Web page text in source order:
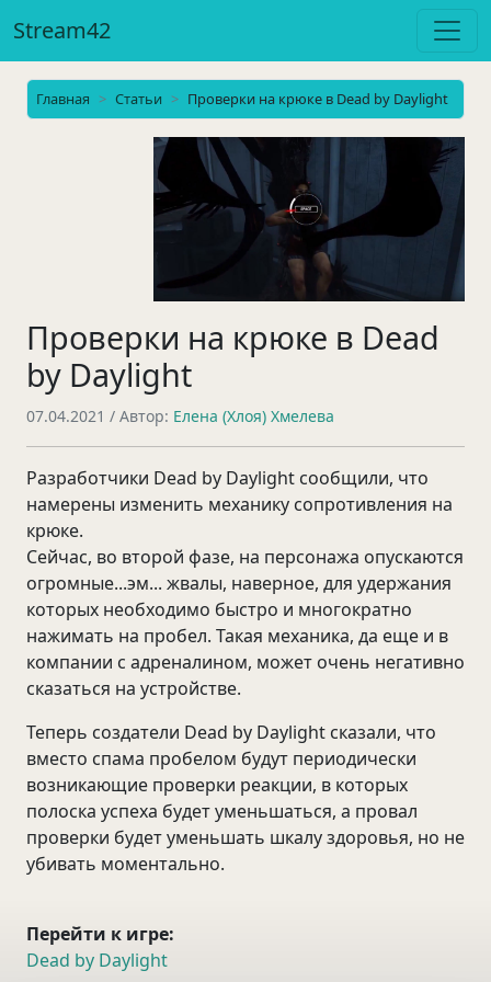
Stream42
Главная Статьи Проверки на крюке в Dead by Daylight
Проверки на крюке в Dead
by Daylight
07.04.2021 / Автор: Елена (Хлоя) Хмелева
Разработчики Dead by Daylight сообщили, что
намерены изменить механику сопротивления на
крюке.
Сейчас, во второй фазе, на персонажа опускаются
огромные...эм... жвалы, наверное, для удержания
которых необходимо быстро и многократно
нажимать на пробел. Такая механика, да еще и в
компании с адреналином, может очень негативно
сказаться на устройстве.
Теперь создатели Dead by Daylight сказали, что
вместо спама пробелом будут периодически
возникающие проверки реакции, в которых
полоска успеха будет уменьшаться, а провал
проверки будет уменьшать шкалу здоровья, но не
убивать моментально.
Перейти к игре:
Dead by Daylight